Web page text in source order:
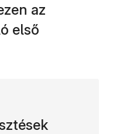
az
első